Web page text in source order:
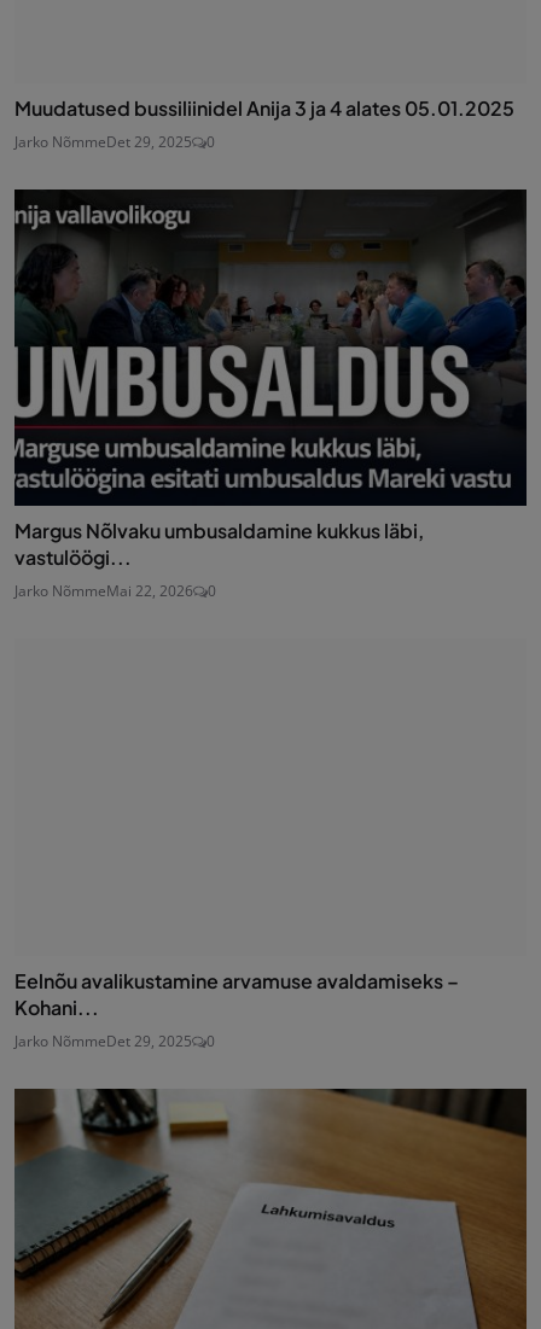
Muudatused bussiliinidel Anija 3 ja 4 alates 05.01.2025
Jarko NõmmeDet 29, 2025 0
Margus Nõlvaku umbusaldamine kukkus läbi,
vastulöögi...
Jarko NõmmeMai 22, 2026 0
Eelnõu avalikustamine arvamuse avaldamiseks –
Kohani...
Jarko NõmmeDet 29, 2025 0